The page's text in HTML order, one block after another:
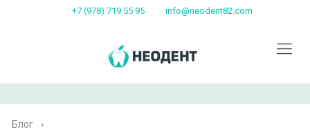
+7 (978) 719 55 95 info@neodent82.com
Блог ›